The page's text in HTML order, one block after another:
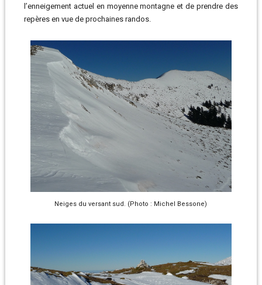
l’enneigement actuel en moyenne montagne et de prendre des
repères en vue de prochaines randos.
Neiges du versant sud. (Photo : Michel Bessone)